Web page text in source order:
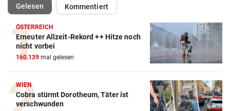
Gelesen(ausgewählt)Kommentiert
ÖSTERREICH
Erneuter Allzeit-Rekord ++ Hitze noch
nicht vorbei
160.139 mal gelesen
WIEN
Cobra stürmt Dorotheum, Täter ist
verschwunden